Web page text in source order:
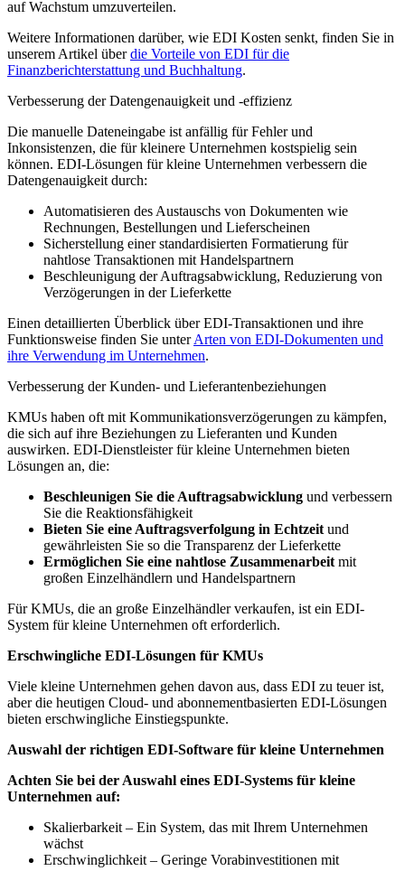
auf Wachstum umzuverteilen.
Weitere Informationen darüber, wie EDI Kosten senkt, finden Sie in
unserem Artikel überdie Vorteile von EDI für die
Finanzberichterstattung und Buchhaltung.
Verbesserung der Datengenauigkeit und -effizienz
Die manuelle Dateneingabe ist anfällig für Fehler und
Inkonsistenzen, die für kleinere Unternehmen kostspielig sein
können. EDI-Lösungen für kleine Unternehmen verbessern die
Datengenauigkeit durch:
Automatisieren des Austauschs von Dokumenten wie
Rechnungen, Bestellungen und Lieferscheinen
Sicherstellung einer standardisierten Formatierung für
nahtlose Transaktionen mit Handelspartnern
Beschleunigung der Auftragsabwicklung, Reduzierung von
Verzögerungen in der Lieferkette
Einen detaillierten Überblick über EDI-Transaktionen und ihre
Funktionsweise finden Sie unterArten von EDI-Dokumenten und
ihre Verwendung im Unternehmen.
Verbesserung der Kunden- und Lieferantenbeziehungen
KMUs haben oft mit Kommunikationsverzögerungen zu kämpfen,
die sich auf ihre Beziehungen zu Lieferanten und Kunden
auswirken. EDI-Dienstleister für kleine Unternehmen bieten
Lösungen an, die:
Beschleunigen Sie die Auftragsabwicklung und verbessern
Sie die Reaktionsfähigkeit
Bieten Sie eine Auftragsverfolgung in Echtzeit und
gewährleisten Sie so die Transparenz der Lieferkette
Ermöglichen Sie eine nahtlose Zusammenarbeit mit
großen Einzelhändlern und Handelspartnern
Für KMUs, die an große Einzelhändler verkaufen, ist ein EDI-
System für kleine Unternehmen oft erforderlich.
Erschwingliche EDI-Lösungen für KMUs
Viele kleine Unternehmen gehen davon aus, dass EDI zu teuer ist,
aber die heutigen Cloud- und abonnementbasierten EDI-Lösungen
bieten erschwingliche Einstiegspunkte.
Auswahl der richtigen EDI-Software für kleine Unternehmen
Achten Sie bei der Auswahl eines EDI-Systems für kleine
Unternehmen auf:
Skalierbarkeit – Ein System, das mit Ihrem Unternehmen
wächst
Erschwinglichkeit – Geringe Vorabinvestitionen mit